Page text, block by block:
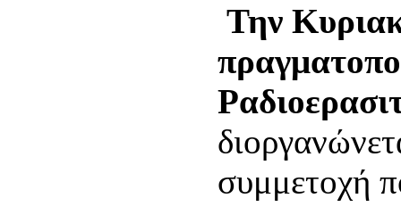
Την
συμμετοχή